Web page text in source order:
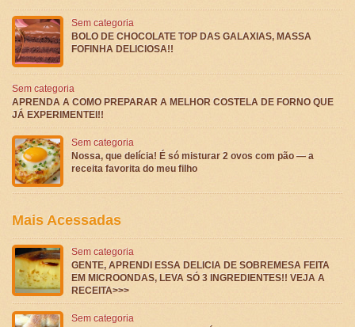
Sem categoria
BOLO DE CHOCOLATE TOP DAS GALAXIAS, MASSA
FOFINHA DELICIOSA!!
Sem categoria
APRENDA A COMO PREPARAR A MELHOR COSTELA DE FORNO QUE
JÁ EXPERIMENTEI!!
Sem categoria
Nossa, que delícia! É só misturar 2 ovos com pão — a
receita favorita do meu filho
Mais Acessadas
Sem categoria
GENTE, APRENDI ESSA DELICIA DE SOBREMESA FEITA
EM MICROONDAS, LEVA SÓ 3 INGREDIENTES!! VEJA A
RECEITA>>>
Sem categoria